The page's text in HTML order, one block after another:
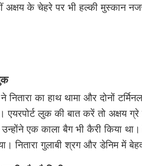
अक्षय के चेहरे पर भी हल्की मुस्कान
नितारा का हाथ थामा और दोनों
लुक की बात करें तो अक्षय
एक काला बैग भी कैरी किया
नितारा गुलाबी श्रग और डेनिम में बेहद